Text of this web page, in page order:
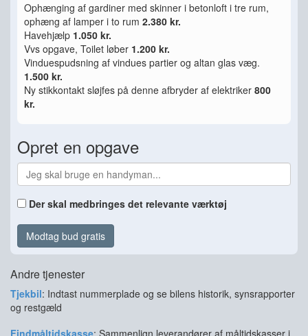
Ophænging af gardiner med skinner i betonloft i tre rum,
ophæng af lamper i to rum 2.380 kr.
Havehjælp 1.050 kr.
Vvs opgave, Toilet løber 1.200 kr.
Vinduespudsning af vindues partier og altan glas væg.
1.500 kr.
Ny stikkontakt sløjfes på denne afbryder af elektriker 800
kr.
Opret en opgave
Der skal medbringes det relevante værktøj
Modtag bud gratis
Andre tjenester
Tjekbil: Indtast nummerplade og se bilens historik, synsrapporter
og restgæld
Findmåltidskasse: Sammenlign leverandører af måltidskasser i